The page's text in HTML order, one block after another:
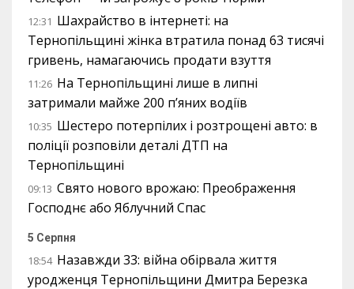
12:31 Шахрайство в інтернеті: на
Тернопільщині жінка втратила понад 63 тисячі
гривень, намагаючись продати взуття
11:26 На Тернопільщині лише в липні
затримали майже 200 п’яних водіїв
10:35 Шестеро потерпілих і розтрощені авто: в
поліції розповіли деталі ДТП на
Тернопільщині
09:13 Свято нового врожаю: Преображення
Господнє або Яблучний Спас
5 Серпня
18:54 Назавжди 33: війна обірвала життя
уродженця Тернопільщини Дмитра Березка